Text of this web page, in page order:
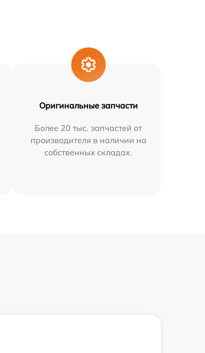
Оригинальные запчасти
Более 20 тыс. запчастей от
производителя в наличии на
собственных складах.